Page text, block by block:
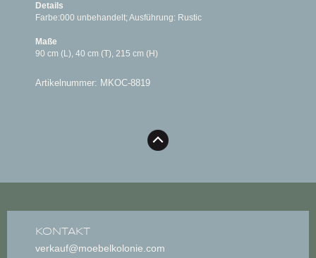
Details
Farbe:000 unbehandelt; Ausführung: Rustic
Maße
90 cm (L), 40 cm (T), 215 cm (H)
Artikelnummer: MKOC-8819
KONTAKT
verkauf@moebelkolonie.com